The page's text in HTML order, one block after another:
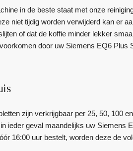
in de beste staat met onze
niet tijdig worden verwijderd kan er
of dat de koffie minder lekker
door uw Siemens EQ6 Plus
zijn verkrijgbaar per 25, 50, 100
ieder geval maandelijks uw Siemens
16:00 uur bestelt, worden deze de